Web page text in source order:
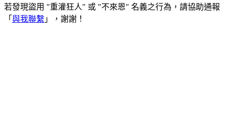
若發現盜用 "重灌狂人" 或 "不來恩" 名義之行為，請協助通報
「 與我聯繫 」，謝謝！